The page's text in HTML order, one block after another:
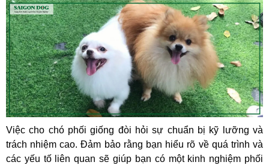
Việc cho chó phối giống đòi hỏi sự chuẩn bị kỹ lưỡng và
trách nhiệm cao. Đảm bảo rằng bạn hiểu rõ về quá trình và
các yếu tố liên quan sẽ giúp bạn có một kinh nghiệm phối